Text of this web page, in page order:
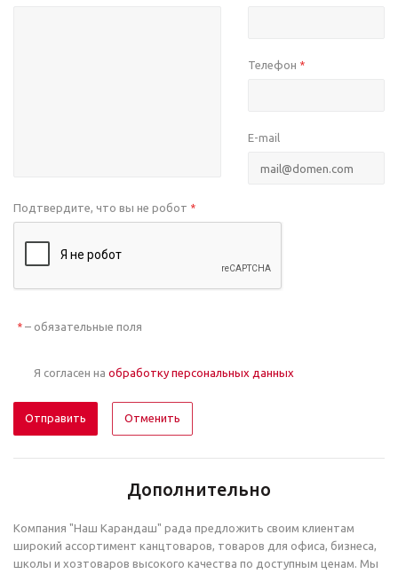
Телефон *
E-mail
Подтвердите, что вы не робот *
* – обязательные поля
Я согласен на обработку персональных данных
Отменить
Дополнительно
Компания "Наш Карандаш" рада предложить своим клиентам
широкий ассортимент канцтоваров, товаров для офиса, бизнеса,
школы и хозтоваров высокого качества по доступным ценам. Мы